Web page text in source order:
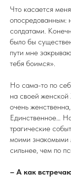
Что касается
опосредованным:
солдатами.
было бы
пути мне
тебя боимся».
Но сама-то по
на своей
очень
Единственное…
трагические
моими знакомыми
сильнее, чем по
– А как